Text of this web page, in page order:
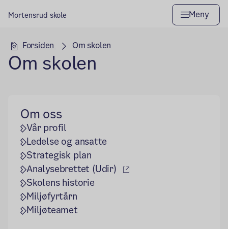
Mortensrud skole Meny
Hovedseksjon
Forsiden Om skolen
Om skolen
Om oss
Vår profil
Ledelse og ansatte
Strategisk plan
Analysebrettet (Udir)
(ekstern lenke)
Skolens historie
Miljøfyrtårn
Miljøteamet